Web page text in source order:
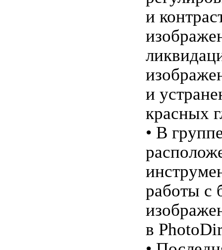
и
и
красных
• В
работы с
в